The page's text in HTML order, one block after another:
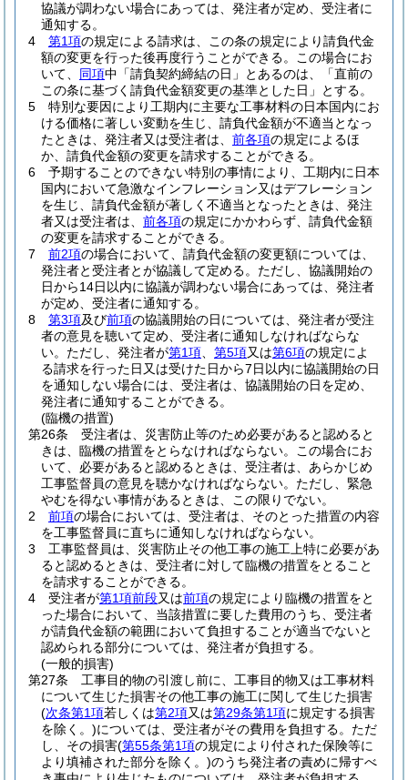
協議が調わない場合にあっては、発注者が定め、受注者に
通知する。
4
第1項の規定による請求は、この条の規定により請負代金
額の変更を行った後再度行うことができる。
この場合にお
いて、 同項中「請負契約締結の日」とあるのは、「直前の
この条に基づく請負代金額変更の基準とした日」とする。
5
特別な要因により工期内に主要な工事材料の日本国内にお
ける価格に著しい変動を生じ、請負代金額が不適当となっ
たときは、発注者又は受注者は、 前各項の規定によるほ
か、請負代金額の変更を請求することができる。
6
予期することのできない特別の事情により、工期内に日本
国内において急激なインフレーション又はデフレーション
を生じ、請負代金額が著しく不適当となったときは、発注
者又は受注者は、 前各項の規定にかかわらず、請負代金額
の変更を請求することができる。
7
前2項の場合において、請負代金額の変更額については、
発注者と受注者とが協議して定める。 ただし、協議開始の
日から14日以内に協議が調わない場合にあっては、発注者
が定め、受注者に通知する。
8
第3項及び前項の協議開始の日については、発注者が受注
者の意見を聴いて定め、受注者に通知しなければならな
い。 ただし、発注者が第1項 第5項又は第6項の規定によ
る請求を行った日又は受けた日から7日以内に協議開始の日
を通知しない場合には、受注者は、協議開始の日を定め、
発注者に通知することができる。
(臨機の措置)
第26条
受注者は、災害防止等のため必要があると認めると
きは、臨機の措置をとらなければならない。
この場合にお
いて、必要があると認めるときは、受注者は、あらかじめ
工事監督員の意見を聴かなければならない。 ただし、緊急
やむを得ない事情があるときは、この限りでない。
2
前項の場合においては、受注者は、そのとった措置の内容
を工事監督員に直ちに通知しなければならない。
3
工事監督員は、災害防止その他工事の施工上特に必要があ
ると認めるときは、受注者に対して臨機の措置をとること
を請求することができる。
4
受注者が第1項前段又は前項の規定により臨機の措置をと
った場合において、当該措置に要した費用のうち、受注者
が請負代金額の範囲において負担することが適当でないと
認められる部分については、発注者が負担する。
(一般的損害)
第27条
工事目的物の引渡し前に、工事目的物又は工事材料
について生じた損害その他工事の施工に関して生じた損害
(次条第1項若しくは第2項又は第29条第1項に規定する損害
を除く。)については、受注者がその費用を負担する。 ただ
し、その損害(第55条第1項の規定により付された保険等に
より填補された部分を除く。)のうち発注者の責めに帰すべ